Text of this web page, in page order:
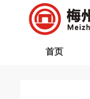
首页